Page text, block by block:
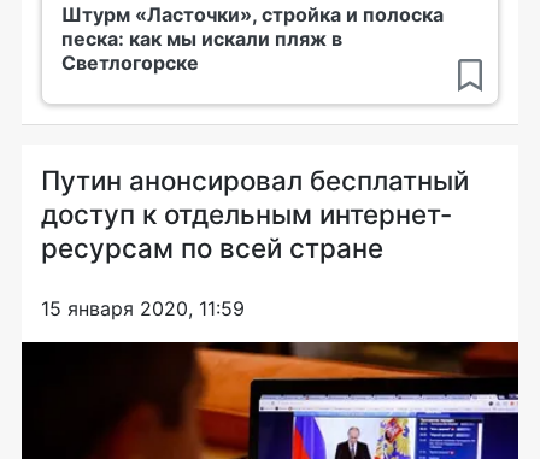
Штурм «Ласточки», стройка и полоска
песка: как мы искали пляж в
Светлогорске
Путин анонсировал бесплатный
доступ к отдельным интернет-
ресурсам по всей стране
15 января 2020, 11:59